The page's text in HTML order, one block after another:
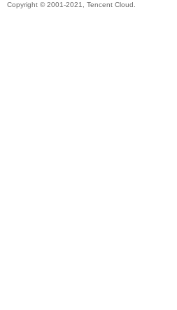
Copyright © 2001-2021, Tencent Cloud.